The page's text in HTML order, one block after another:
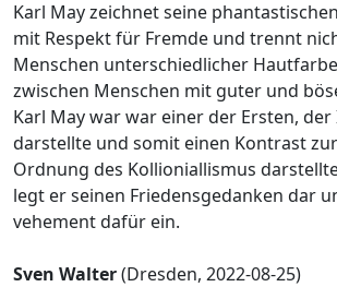
Karl May zeichnet seine
mit Respekt für Fremde und trennt
Menschen unterschiedlicher
zwischen Menschen mit guter und
Karl May war war einer der Ersten,
darstellte und somit einen Kontrast
Ordnung des Kollioniallismus
legt er seinen Friedensgedanken dar
vehement dafür ein.
Sven Walter(Dresden, 2022-08-25)